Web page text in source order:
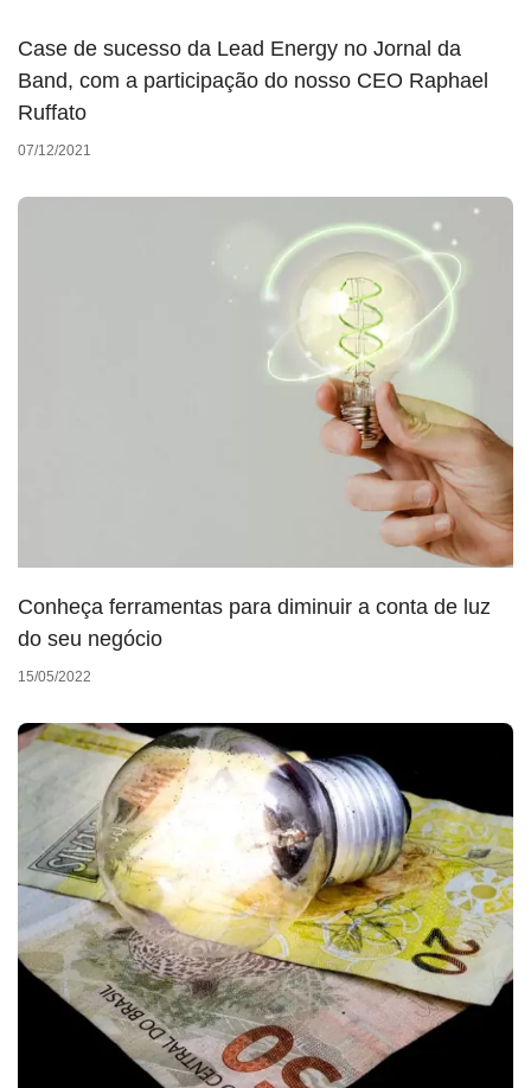
Case de sucesso da Lead Energy no Jornal da
Band, com a participação do nosso CEO Raphael
Ruffato
07/12/2021
Conheça ferramentas para diminuir a conta de luz
do seu negócio
15/05/2022